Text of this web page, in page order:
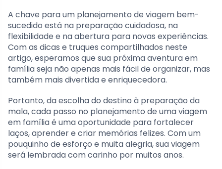
A chave para um planejamento de viagem bem-
sucedido está na preparação cuidadosa, na
flexibilidade e na abertura para novas experiências.
Com as dicas e truques compartilhados neste
artigo, esperamos que sua próxima aventura em
família seja não apenas mais fácil de organizar, mas
também mais divertida e enriquecedora.
Portanto, da escolha do destino à preparação da
mala, cada passo no planejamento de uma viagem
em família é uma oportunidade para fortalecer
laços, aprender e criar memórias felizes. Com um
pouquinho de esforço e muita alegria, sua viagem
será lembrada com carinho por muitos anos.